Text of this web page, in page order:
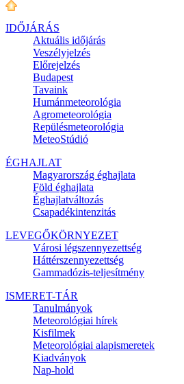
IDŐJÁRÁS
Aktuális időjárás
Veszélyjelzés
Előrejelzés
Budapest
Tavaink
Humánmeteorológia
Agrometeorológia
Repülésmeteorológia
MeteoStúdió
ÉGHAJLAT
Magyarország éghajlata
Föld éghajlata
Éghajlatváltozás
Csapadékintenzitás
LEVEGŐKÖRNYEZET
Városi légszennyezettség
Háttérszennyezettség
Gammadózis-teljesítmény
ISMERET-TÁR
Tanulmányok
Meteorológiai hírek
Kisfilmek
Meteorológiai alapismeretek
Kiadványok
Nap-hold